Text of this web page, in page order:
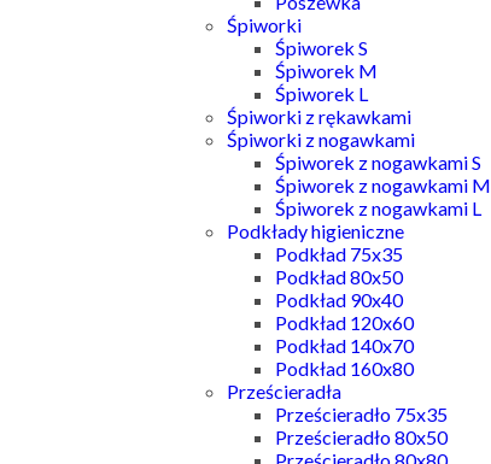
Śpiworki
Śpiworek S
Śpiworek M
Śpiworek L
Śpiworki z rękawkami
Śpiworki z nogawkami
Śpiworek z nogawkami S
Śpiworek z nogawkami M
Śpiworek z nogawkami L
Podkłady higieniczne
Podkład 75x35
Podkład 80x50
Podkład 90x40
Podkład 120x60
Podkład 140x70
Podkład 160x80
Prześcieradła
Prześcieradło 75x35
Prześcieradło 80x50